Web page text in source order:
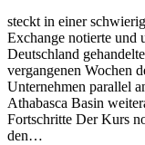
steckt in einer
Exchange notierte und
Deutschland
vergangenen Wochen
Unternehmen parallel
Athabasca Basin
Fortschritte Der Kurs
den…